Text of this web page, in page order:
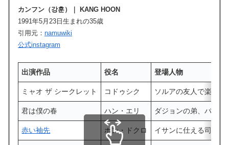
カンフン（강훈）｜
KANG HOON
1991年5月23日生まれの35歳
引用元： namuwiki
公式instagram
出演作品 役名 登場人物
ミャオ ザ シークレット コドゥシク ソルアの友人で楽観的
君は僕の春 ハン・エリ ダジョンの弟、バーテ
赤い袖先 ホン・ドクロ イサンに仕える司書